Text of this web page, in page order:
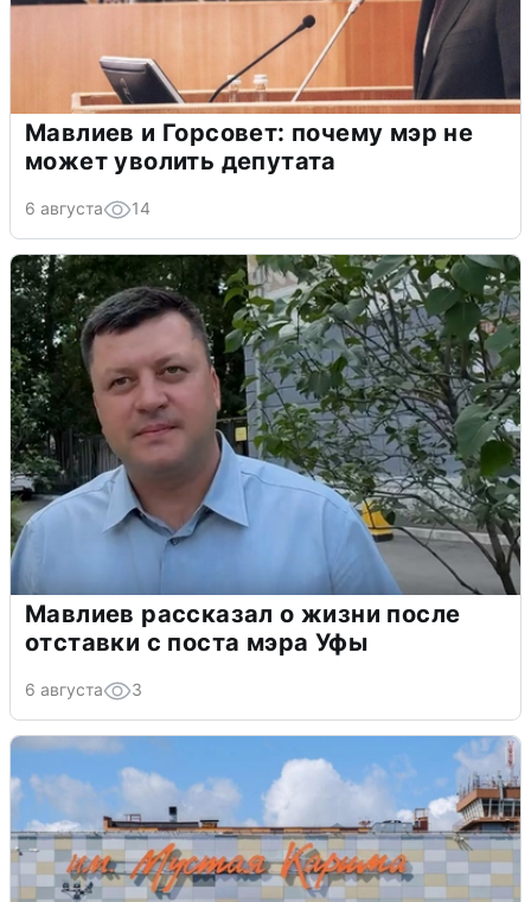
Мавлиев и Горсовет: почему мэр не
может уволить депутата
6 августа 14
Мавлиев рассказал о жизни после
отставки с поста мэра Уфы
6 августа 3